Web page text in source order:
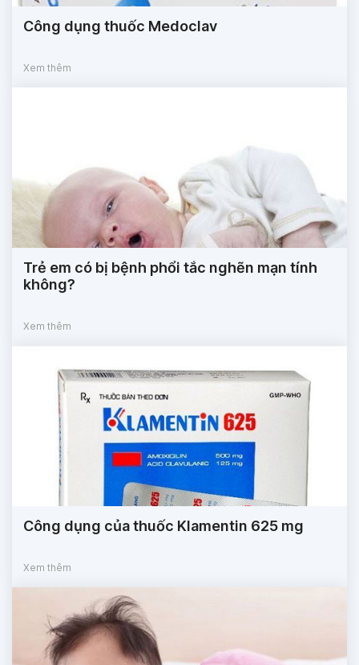
Công dụng thuốc Medoclav
Xem thêm
Trẻ em có bị bệnh phổi tắc nghẽn mạn tính
không?
Xem thêm
Công dụng của thuốc Klamentin 625 mg
Xem thêm